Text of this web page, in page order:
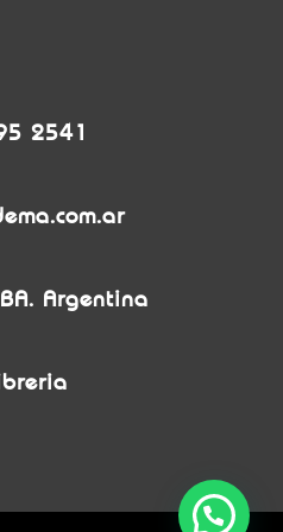
2541
Argentina